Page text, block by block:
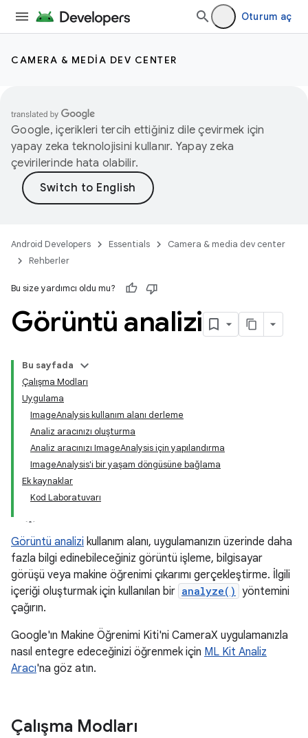
Oturum aç
CAMERA & MEDIA DEV CENTER
Google, içerikleri tercih ettiğiniz dile çevirmek için
yapay zeka teknolojisini kullanır. Yapay zeka
çevirilerinde hata olabilir.
Android Developers Essentials
Camera & media dev center
Rehberler
Bu size yardımcı oldu mu?
Görüntü analizi
Bu sayfada
Çalışma Modları
Uygulama
ImageAnalysis kullanım alanı derleme
Analiz aracınızı oluşturma
Analiz aracınızı ImageAnalysis için yapılandırma
ImageAnalysis'i bir yaşam döngüsüne bağlama
Ek kaynaklar
Kod Laboratuvarı
Görüntü analizi kullanım alanı, uygulamanızın üzerinde daha
fazla bilgi edinebileceğiniz görüntü işleme, bilgisayar
görüşü veya makine öğrenimi çıkarımı gerçekleştirme. İlgili
içeriği oluşturmak için kullanılan bir analyze() yöntemini
çağırın.
Google'ın Makine Öğrenimi Kiti'ni CameraX uygulamanızla
nasıl entegre edeceğinizi öğrenmek için ML Kit Analiz
Aracı'na göz atın.
Çalışma Modları